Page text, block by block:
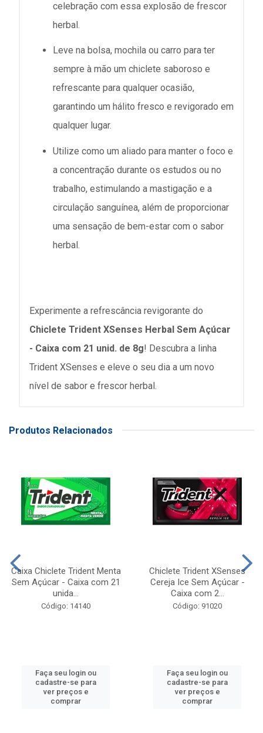
celebração com essa explosão de frescor
herbal.
Leve na bolsa, mochila ou carro para ter
sempre à mão um chiclete saboroso e
refrescante para qualquer ocasião,
garantindo um hálito fresco e revigorado em
qualquer lugar.
Utilize como um aliado para manter o foco e
a concentração durante os estudos ou no
trabalho, estimulando a mastigação e a
circulação sanguínea, além de proporcionar
uma sensação de bem-estar com o sabor
herbal.
Experimente a refrescância revigorante do
Chiclete Trident XSenses Herbal Sem Açúcar
- Caixa com 21 unid. de 8g! Descubra a linha
Trident XSenses e eleve o seu dia a um novo
nível de sabor e frescor herbal.
Produtos Relacionados
Caixa Chiclete Trident Menta
Sem Açúcar - Caixa com 21
unida...
Código: 14140
Faça seu login ou
cadastre-se para
ver preços e
comprar
Chiclete Trident XSenses
Cereja Ice Sem Açúcar -
Caixa com 2...
Código: 91020
Faça seu login ou
cadastre-se para
ver preços e
comprar